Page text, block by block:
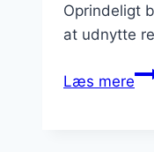
Oprindeligt
at udnytte
Læs mere